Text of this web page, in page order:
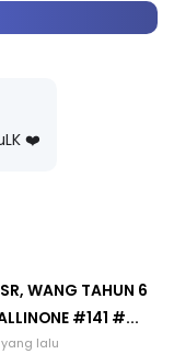
❤️
WANG TAHUN 6
#141 #...
lalu